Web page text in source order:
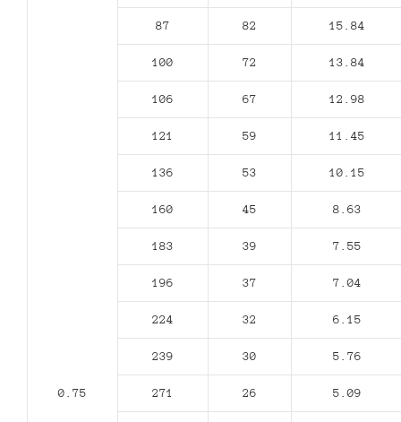
0.75
87 82 15.84
100 72 13.84
106 67 12.98
121 59 11.45
136 53 10.15
160 45 8.63
183 39 7.55
196 37 7.04
224 32 6.15
239 30 5.76
271 26 5.09